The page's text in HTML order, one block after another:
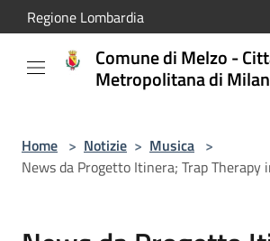
Salta al contenuto principale
Regione Lombardia
Comune di Melzo -
Metropolitana di
Home > Notizie > Musica >
News da Progetto Itinera; Trap Therapy